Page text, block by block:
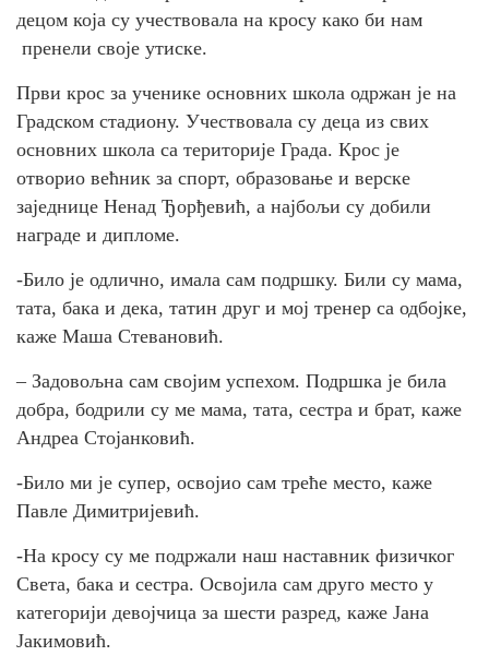
децом која су учествовала на кросу како би нам
пренели своје утиске.
Први крос за ученике основних школа одржан је на
Градском стадиону. Учествовала су деца из свих
основних школа са територије Града. Крос је
отворио већник за спорт, образовање и верске
заједнице Ненад Ђорђевић, а најбољи су добили
награде и дипломе.
-Било је одлично, имала сам подршку. Били су мама,
тата, бака и дека, татин друг и мој тренер са одбојке,
каже Маша Стевановић.
– Задовољна сам својим успехом. Подршка је била
добра, бодрили су ме мама, тата, сестра и брат, каже
Андреа Стојанковић.
-Било ми је супер, освојио сам треће место, каже
Павле Димитријевић.
-На кросу су ме подржали наш наставник физичког
Света, бака и сестра. Освојила сам друго место у
категорији девојчица за шести разред, каже Јана
Јакимовић.